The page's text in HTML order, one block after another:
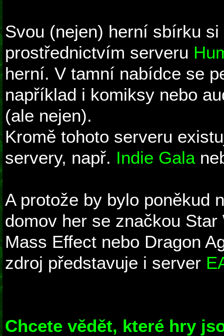
Svou (nejen) herní sbírku
prostřednictvím serveru
herní. V tamní nabídce se
například i komiksy nebo
(ale nejen).
Kromě tohoto serveru
servery, např. Indie Gala
A protože by bylo poněkud
domov her se značkou
Mass Effect nebo Dragon
zdroj představuje i server
Chcete vědět, které hry